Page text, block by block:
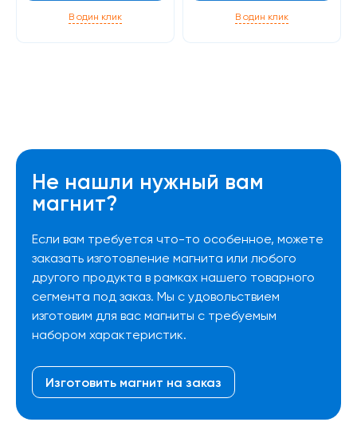
В один клик В один клик
Не нашли нужный вам
магнит?
Если вам требуется что-то особенное, можете
заказать изготовление магнита или любого
другого продукта в рамках нашего товарного
сегмента под заказ. Мы с удовольствием
изготовим для вас магниты с требуемым
набором характеристик.
Изготовить магнит на заказ